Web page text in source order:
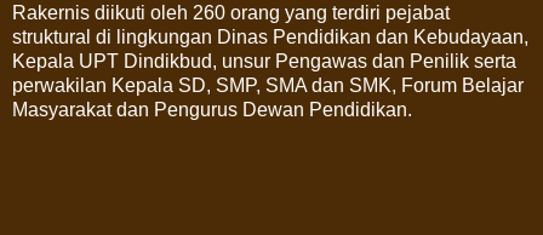
Rakernis diikuti oleh 260 orang yang terdiri pejabat
struktural di lingkungan Dinas Pendidikan dan Kebudayaan,
Kepala UPT Dindikbud, unsur Pengawas dan Penilik serta
perwakilan Kepala SD, SMP, SMA dan SMK, Forum Belajar
Masyarakat dan Pengurus Dewan Pendidikan.